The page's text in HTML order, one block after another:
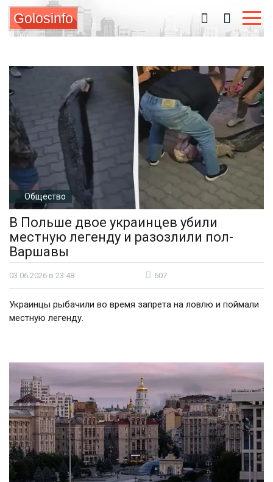
Golosinfo
Общество
В Польше двое украинцев убили
местную легенду и разозлили пол-
Варшавы
03.06.2026 в 23:48 607
Украинцы рыбачили во время запрета на ловлю и поймали
местную легенду.